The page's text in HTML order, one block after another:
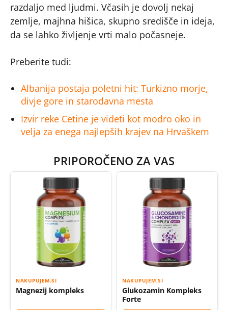
razdaljo med ljudmi. Včasih je dovolj nekaj
zemlje, majhna hišica, skupno središče in ideja,
da se lahko življenje vrti malo počasneje.
Preberite tudi:
Albanija postaja poletni hit: Turkizno morje,
divje gore in starodavna mesta
Izvir reke Cetine je videti kot modro oko in
velja za enega najlepših krajev na Hrvaškem
PRIPOROČENO ZA VAS
NAKUPUJEM.SI
Magnezij kompleks
NAKUPUJEM.SI
Glukozamin Kompleks
Forte